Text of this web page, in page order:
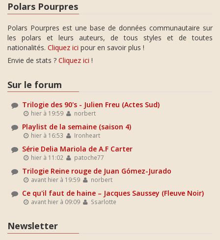
Polars Pourpres
Polars Pourpres est une base de données communautaire sur
les polars et leurs auteurs, de tous styles et de toutes
nationalités. Cliquez ici pour en savoir plus !
Envie de stats ? Cliquez ici !
Sur le forum
Trilogie des 90's - Julien Freu (Actes Sud)
hier à 19:59 norbert
Playlist de la semaine (saison 4)
hier à 16:53 Ironheart
Série Delia Mariola de A.F Carter
hier à 11:02 patoche77
Trilogie Reine rouge de Juan Gómez-Jurado
avant hier à 19:59 norbert
Ce qu'il faut de haine – Jacques Saussey (Fleuve Noir)
avant hier à 09:09 Ssarlotte
Newsletter